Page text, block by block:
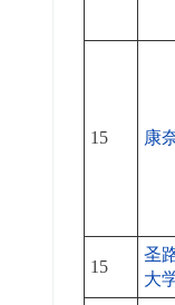
15 康
15
圣
大